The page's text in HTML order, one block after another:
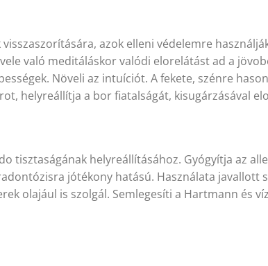
azok elleni védelemre
való meditáláskor valódi elorelátást ad a
Növeli az intuíciót. A fekete, szénre
helyreállítja a bor fiatalságát, kisugárzásával
tisztaságának helyreállításához. Gyógyítja az
jótékony hatású. Használata javallott
olajául is szolgál. Semlegesíti a Hartmann és